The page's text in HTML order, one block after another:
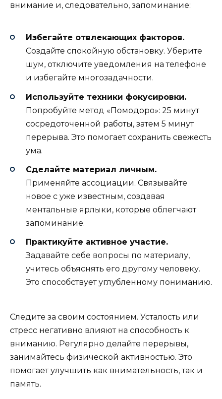
внимание и, следовательно, запоминание:
Избегайте отвлекающих факторов.
Создайте спокойную обстановку. Уберите
шум, отключите уведомления на телефоне
и избегайте многозадачности.
Используйте техники фокусировки.
Попробуйте метод «Помодоро»: 25 минут
сосредоточенной работы, затем 5 минут
перерыва. Это помогает сохранить свежесть
ума.
Сделайте материал личным.
Применяйте ассоциации. Связывайте
новое с уже известным, создавая
ментальные ярлыки, которые облегчают
запоминание.
Практикуйте активное участие.
Задавайте себе вопросы по материалу,
учитесь объяснять его другому человеку.
Это способствует углубленному пониманию.
Следите за своим состоянием. Усталость или
стресс негативно влияют на способность к
вниманию. Регулярно делайте перерывы,
занимайтесь физической активностью. Это
помогает улучшить как внимательность, так и
память.